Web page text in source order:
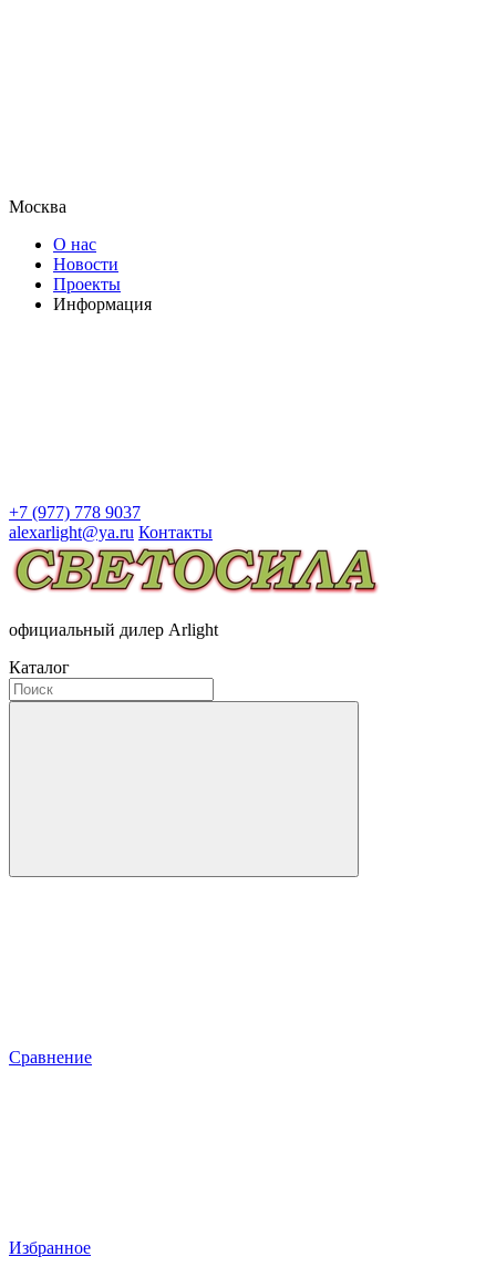
Москва
О нас
Новости
Проекты
Информация
+7 (977) 778 9037
alexarlight@ya.ru Контакты
официальный дилер Arlight
Каталог
Сравнение
Избранное